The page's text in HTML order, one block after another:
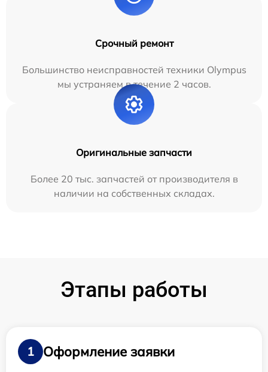
Срочный ремонт
Большинство неисправностей техники Olympus
мы устраняем в течение 2 часов.
Оригинальные запчасти
Более 20 тыс. запчастей от производителя в
наличии на собственных складах.
Этапы работы
1
Оформление заявки